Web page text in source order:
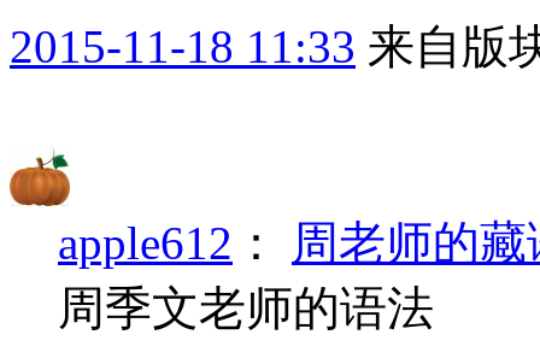
2015-11-18 11:33 来自版
apple612 ： 周老师的
周季文老师的语法